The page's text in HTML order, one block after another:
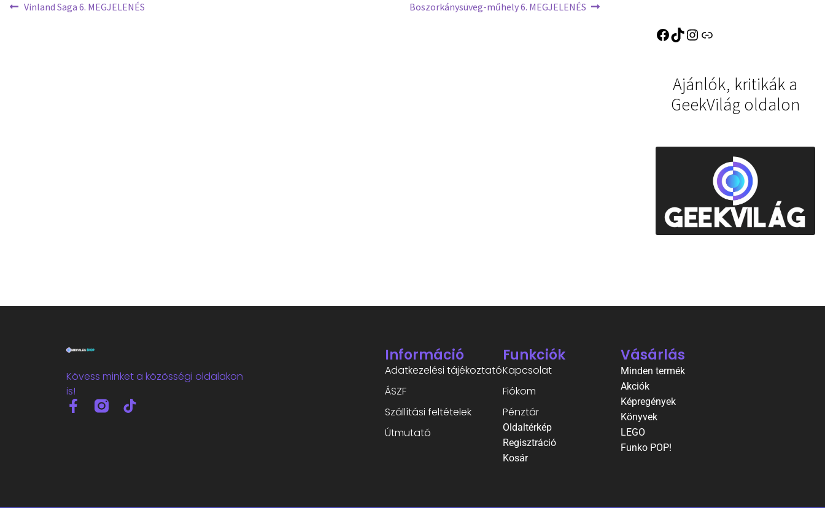
Vinland Saga 6. MEGJELENÉS Boszorkánysüveg-műhely 6. MEGJELENÉS
Ajánlók, kritikák a
GeekVilág oldalon
Kövess minket a közösségi oldalakon
is!
Információ
Adatkezelési tájékoztató
ÁSZF
Szállítási feltételek
Útmutató
Funkciók
Kapcsolat
Fiókom
Pénztár
Oldaltérkép
Regisztráció
Kosár
Vásárlás
Minden termék
Akciók
Képregények
Könyvek
LEGO
Funko POP!